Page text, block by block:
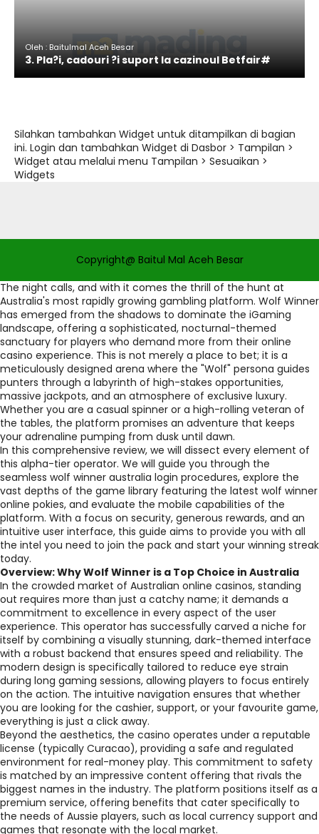
Oleh : Baitulmal Aceh Besar
3. Pla?i, cadouri ?i suport la cazinoul Betfair#
Silahkan tambahkan Widget untuk ditampilkan di bagian
ini. Login dan tambahkan Widget di Dasbor > Tampilan >
Widget atau melalui menu Tampilan > Sesuaikan >
Widgets
Copyright@ Baitul Mal Aceh Besar
The night calls, and with it comes the thrill of the hunt at
Australia's most rapidly growing gambling platform. Wolf Winner
has emerged from the shadows to dominate the iGaming
landscape, offering a sophisticated, nocturnal-themed
sanctuary for players who demand more from their online
casino experience. This is not merely a place to bet; it is a
meticulously designed arena where the "Wolf" persona guides
punters through a labyrinth of high-stakes opportunities,
massive jackpots, and an atmosphere of exclusive luxury.
Whether you are a casual spinner or a high-rolling veteran of
the tables, the platform promises an adventure that keeps
your adrenaline pumping from dusk until dawn.
In this comprehensive review, we will dissect every element of
this alpha-tier operator. We will guide you through the
seamless wolf winner australia login procedures, explore the
vast depths of the game library featuring the latest wolf winner
online pokies, and evaluate the mobile capabilities of the
platform. With a focus on security, generous rewards, and an
intuitive user interface, this guide aims to provide you with all
the intel you need to join the pack and start your winning streak
today.
Overview: Why Wolf Winner is a Top Choice in Australia
In the crowded market of Australian online casinos, standing
out requires more than just a catchy name; it demands a
commitment to excellence in every aspect of the user
experience. This operator has successfully carved a niche for
itself by combining a visually stunning, dark-themed interface
with a robust backend that ensures speed and reliability. The
modern design is specifically tailored to reduce eye strain
during long gaming sessions, allowing players to focus entirely
on the action. The intuitive navigation ensures that whether
you are looking for the cashier, support, or your favourite game,
everything is just a click away.
Beyond the aesthetics, the casino operates under a reputable
license (typically Curacao), providing a safe and regulated
environment for real-money play. This commitment to safety
is matched by an impressive content offering that rivals the
biggest names in the industry. The platform positions itself as a
premium service, offering benefits that cater specifically to
the needs of Aussie players, such as local currency support and
games that resonate with the local market.